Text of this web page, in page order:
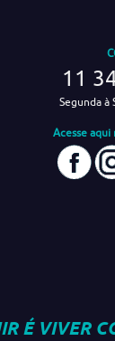
11
Segunda à
Acesse aqui
É VIVER